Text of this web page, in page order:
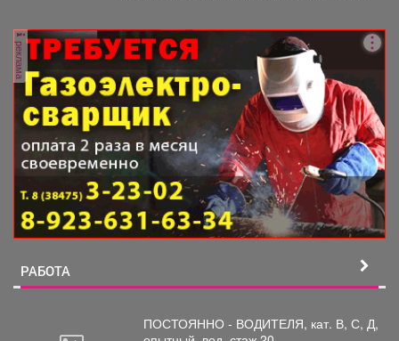
реклама
РАБОТА
ПОСТОЯННО - ВОДИТЕЛЯ, кат. В, С, Д,